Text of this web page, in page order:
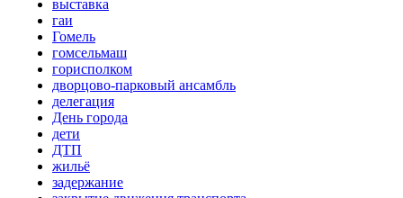
выставка
гаи
Гомель
гомсельмаш
горисполком
дворцово-парковый ансамбль
делегация
День города
дети
ДТП
жильё
задержание